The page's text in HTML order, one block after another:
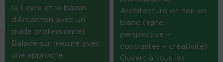
la Leyre et le bassin
d’Arcachon avec un
guide professionnel.
Balade sur mesure avec
une approche
Architecture en noir en
blanc (ligne –
perspective –
contrastes – créativité)
Ouvert à tous les